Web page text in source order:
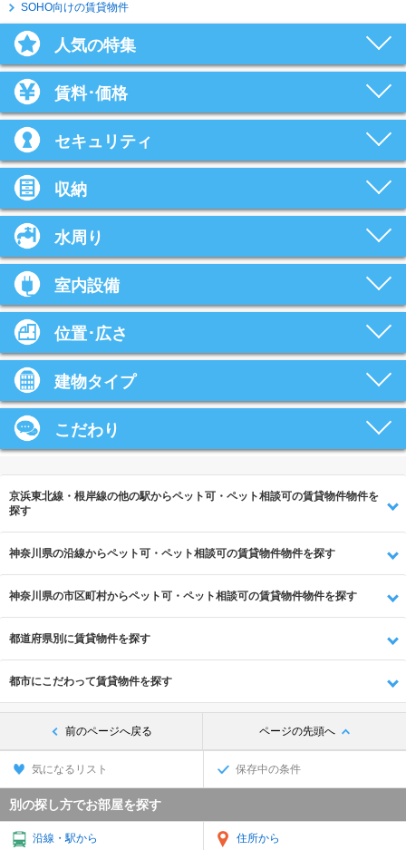
SOHO向けの賃貸物件
人気の特集
賃料･価格
セキュリティ
収納
水周り
室内設備
位置･広さ
建物タイプ
こだわり
京浜東北線・根岸線の他の駅からペット可・ペット相談可の賃貸物件物件を
探す
神奈川県の沿線からペット可・ペット相談可の賃貸物件物件を探す
神奈川県の市区町村からペット可・ペット相談可の賃貸物件物件を探す
都道府県別に賃貸物件を探す
都市にこだわって賃貸物件を探す
前のページへ戻る ページの先頭へ
気になるリスト 保存中の条件
別の探し方でお部屋を探す
沿線・駅から 住所から